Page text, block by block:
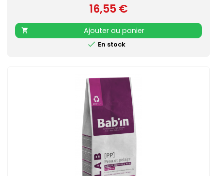
indiquée pour les animaux sensibles aux problèmes
digestifs et cutanés. Fait avec de l'agneau comme une
source alternative de protéines de grand appétit et avec
du riz comme première source de...
Prix
16,55 €

Ajouter au panier
 En stock